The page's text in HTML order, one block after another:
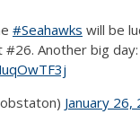
#Seahawks will be
#26. Another big day:
January 26,